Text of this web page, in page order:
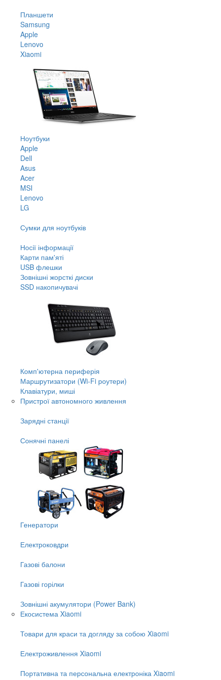
Планшети
Samsung
Apple
Lenovo
Xiaomi
Ноутбуки
Apple
Dell
Asus
Acer
MSI
Lenovo
LG
Сумки для ноутбуків
Носії інформації
Карти пам'яті
USB флешки
Зовнішні жорсткі диски
SSD накопичувачі
Комп'ютерна периферія
Маршрутизатори (Wi-Fi роутери)
Клавіатури, миші
Пристрої автономного живлення
Зарядні станції
Сонячні панелі
Генератори
Електроковдри
Газові балони
Газові горілки
Зовнішні акумулятори (Power Bank)
Екосистема Xiaomi
Товари для краси та догляду за собою Xiaomi
Електроживлення Xiaomi
Портативна та персональна електроніка Xiaomi